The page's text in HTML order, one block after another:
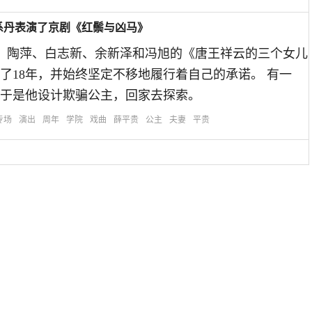
表演了京剧《红鬃与凶马》
陶萍、白志新、余新泽和冯旭的《唐王祥云的三个女儿
18年，并始终坚定不移地履行着自己的承诺。 有一
是他设计欺骗公主，回家去探索。
场 演出 周年 学院 戏曲 薛平贵 公主 夫妻 平贵